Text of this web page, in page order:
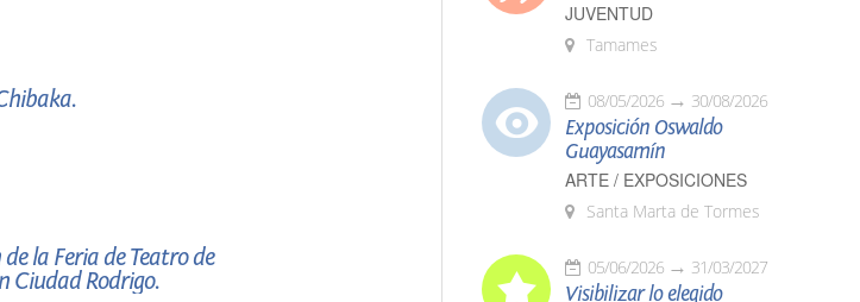
la Feria de Teatro de
Ciudad Rodrigo.
JUVENTUD
Tamames
08/05/2026 30/08/2026
Exposición Oswaldo
Guayasamín
ARTE / EXPOSICIONES
Santa Marta de Tormes
05/06/2026 31/03/2027
Visibilizar lo elegido